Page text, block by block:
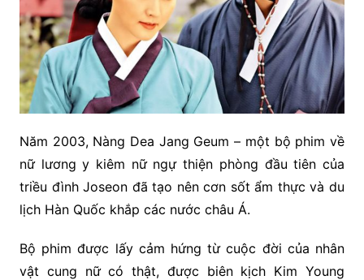
Năm 2003, Nàng Dea Jang Geum – một bộ phim về
nữ lương y kiêm nữ ngự thiện phòng đầu tiên của
triều đình Joseon đã tạo nên cơn sốt ẩm thực và du
lịch Hàn Quốc khắp các nước châu Á.
Bộ phim được lấy cảm hứng từ cuộc đời của nhân
vật cung nữ có thật, được biên kịch Kim Young